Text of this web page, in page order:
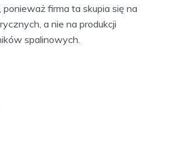
ponieważ firma ta skupia się na
a nie na produkcji
spalinowych.